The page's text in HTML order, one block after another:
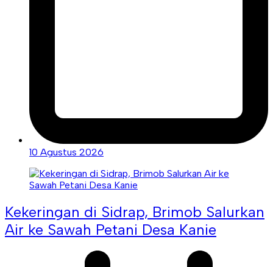
10 Agustus 2026
Kekeringan di Sidrap, Brimob Salurkan
Air ke Sawah Petani Desa Kanie